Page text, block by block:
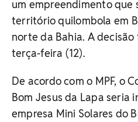
um empreendimento que
território quilombola em
norte da Bahia. A
terça-feira (12).
De acordo com o MPF, o
Bom Jesus da Lapa seria
empresa Mini Solares do